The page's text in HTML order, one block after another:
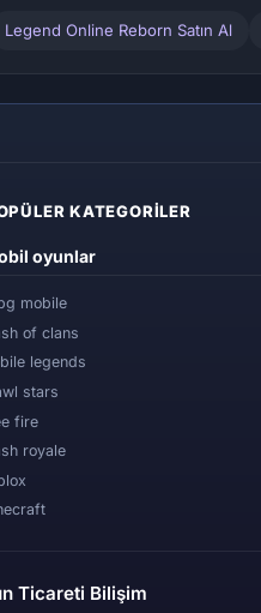
Legend Online Reborn Satın Al
KATEGORILER
oyunlar
mobile
of clans
legends
stars
fire
royale
Ticareti Bilişim